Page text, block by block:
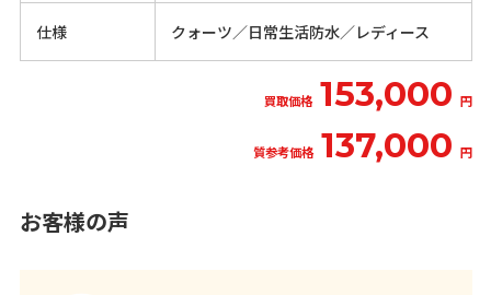
仕様 クォーツ／日常生活防水／レディース
買取価格 153,000 円
質参考価格 137,000 円
お客様の声